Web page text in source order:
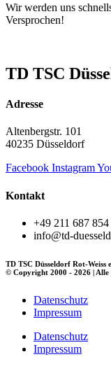
Wir werden uns
Versprochen!
TD TSC
Adresse
Altenbergstr. 101
40235 Düsseldorf
Facebook Instagram
Kontakt
+49 211 687 854
info@td-
TD TSC Düsseldorf Rot-Weiss
© Copyright 2000 - 2026 | Alle
Datenschutz
Impressum
Datenschutz
Impressum